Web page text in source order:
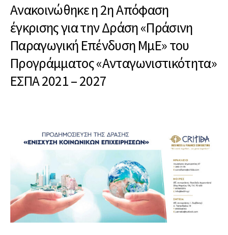
Ανακοινώθηκε η 2η Απόφαση
έγκρισης για την Δράση «Πράσινη
Παραγωγική Επένδυση ΜμΕ» του
Προγράμματος «Ανταγωνιστικότητα»
ΕΣΠΑ 2021 – 2027